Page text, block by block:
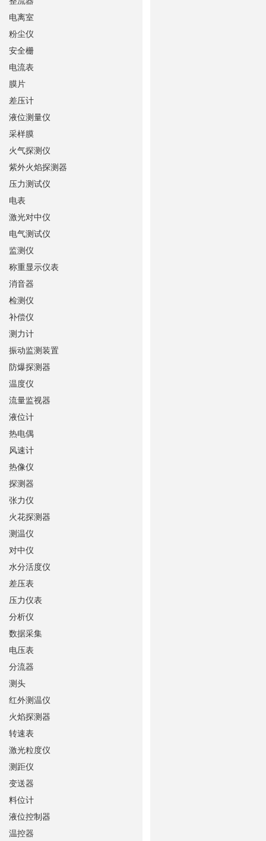
电离室
粉尘仪
安全栅
电流表
膜片
差压计
液位测量仪
采样膜
火气探测仪
紫外火焰探测器
压力测试仪
电表
激光对中仪
电气测试仪
监测仪
称重显示仪表
消音器
检测仪
补偿仪
测力计
振动监测装置
防爆探测器
温度仪
流量监视器
液位计
热电偶
风速计
热像仪
探测器
张力仪
火花探测器
测温仪
对中仪
水分活度仪
差压表
压力仪表
分析仪
数据采集
电压表
分流器
测头
红外测温仪
火焰探测器
转速表
激光粒度仪
测距仪
变送器
料位计
液位控制器
温控器